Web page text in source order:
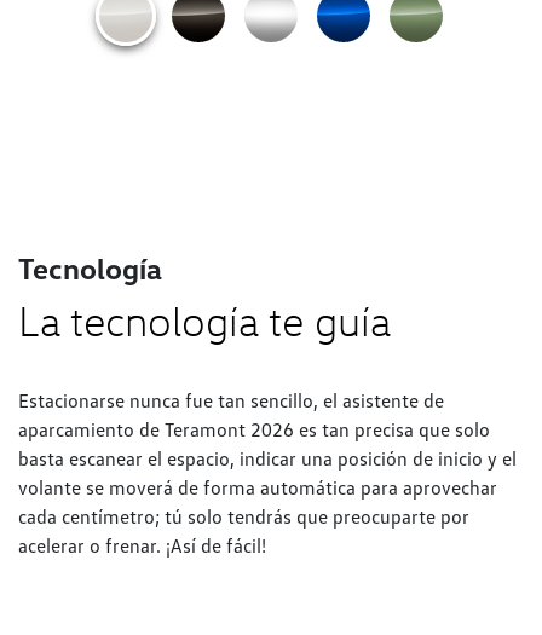
Tecnología
La tecnología te guía
Estacionarse nunca fue tan sencillo, el asistente de
aparcamiento de Teramont 2026 es tan precisa que solo
basta escanear el espacio, indicar una posición de inicio y el
volante se moverá de forma automática para aprovechar
cada centímetro; tú solo tendrás que preocuparte por
acelerar o frenar. ¡Así de fácil!